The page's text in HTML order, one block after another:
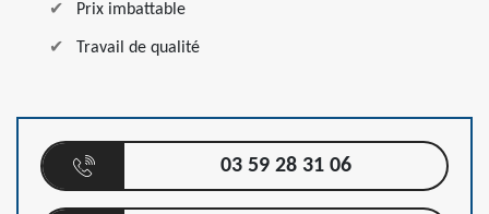
Prix imbattable
Travail de qualité
03 59 28 31 06